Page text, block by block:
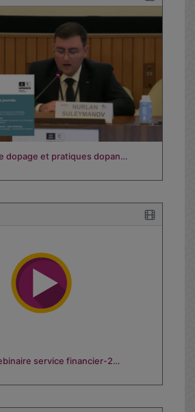
dopage et pratiques dopan…
service financier-2…